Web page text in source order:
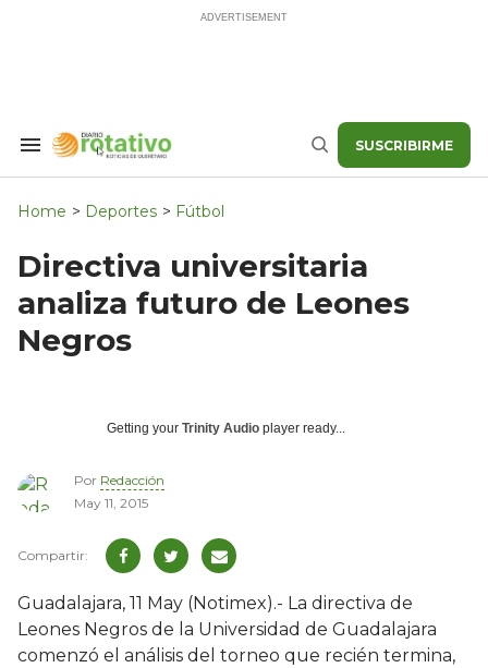
Search
Navigation
Buscar SUSCRIBIRME
Home > Deportes > Fútbol
Directiva universitaria
analiza futuro de Leones
Negros
Getting your Trinity Audio player ready...
Por Redacción
May 11, 2015
Guadalajara, 11 May (Notimex).- La directiva de
Leones Negros de la Universidad de Guadalajara
comenzó el análisis del torneo que recién termina,